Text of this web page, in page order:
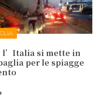
l’Italia si mette in
per le spiagge